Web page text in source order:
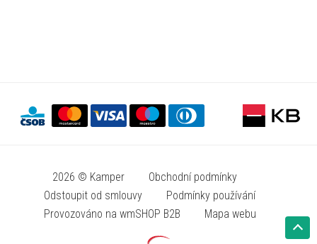
2026 © Kamper
Obchodní podmínky
Odstoupit od smlouvy
Podmínky používání
Provozováno na wmSHOP B2B
Mapa webu